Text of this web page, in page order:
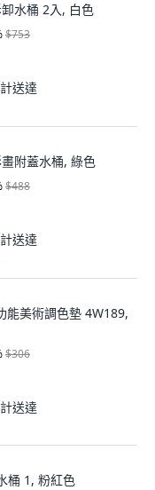
水桶 2入, 白色
$753
送達
附蓋水桶, 綠色
$488
送達
能美術調色墊 4W189,
$306
送達
桶 1, 粉紅色